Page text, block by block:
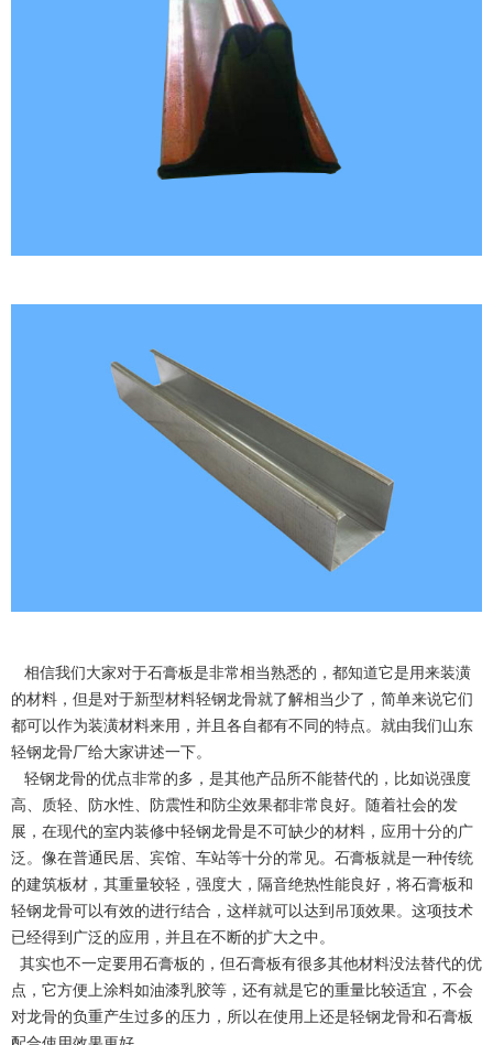
相信我们大家对于石膏板是非常相当熟悉的，都知道它是用来装潢
的材料，但是对于新型材料轻钢龙骨就了解相当少了，简单来说它们
都可以作为装潢材料来用，并且各自都有不同的特点。就由我们山东
轻钢龙骨厂给大家讲述一下。
轻钢龙骨的优点非常的多，是其他产品所不能替代的，比如说强度
高、质轻、防水性、防震性和防尘效果都非常良好。随着社会的发
展，在现代的室内装修中轻钢龙骨是不可缺少的材料，应用十分的广
泛。像在普通民居、宾馆、车站等十分的常见。石膏板就是一种传统
的建筑板材，其重量较轻，强度大，隔音绝热性能良好，将石膏板和
轻钢龙骨可以有效的进行结合，这样就可以达到吊顶效果。这项技术
已经得到广泛的应用，并且在不断的扩大之中。
其实也不一定要用石膏板的，但石膏板有很多其他材料没法替代的优
点，它方便上涂料如油漆乳胶等，还有就是它的重量比较适宜，不会
对龙骨的负重产生过多的压力，所以在使用上还是轻钢龙骨和石膏板